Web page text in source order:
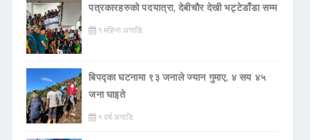
पत्रकारहरुको पदयात्रा, देबीचौर देखी भट्टेडाँडा सम्म
१ महिना अगाडि
बिपद्का घटनामा ९३ जनाले ज्यान गुमाए, ४ सय ४५
जना घाइते
१ वर्ष अगाडि